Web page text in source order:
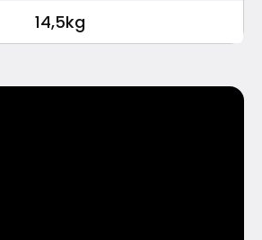
14,5kg